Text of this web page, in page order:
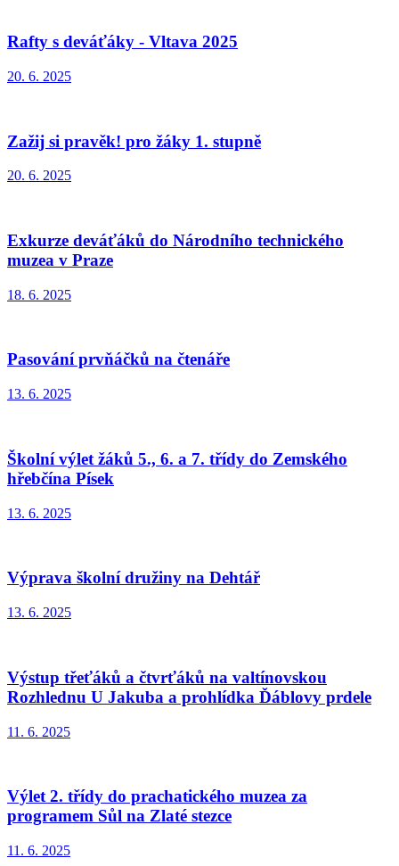
Rafty s deváťáky - Vltava 2025
20. 6. 2025
Zažij si pravěk! pro žáky 1. stupně
20. 6. 2025
Exkurze deváťáků do Národního technického
muzea v Praze
18. 6. 2025
Pasování prvňáčků na čtenáře
13. 6. 2025
Školní výlet žáků 5., 6. a 7. třídy do Zemského
hřebčína Písek
13. 6. 2025
Výprava školní družiny na Dehtář
13. 6. 2025
Výstup třeťáků a čtvrťáků na valtínovskou
Rozhlednu U Jakuba a prohlídka Ďáblovy prdele
11. 6. 2025
Výlet 2. třídy do prachatického muzea za
programem Sůl na Zlaté stezce
11. 6. 2025